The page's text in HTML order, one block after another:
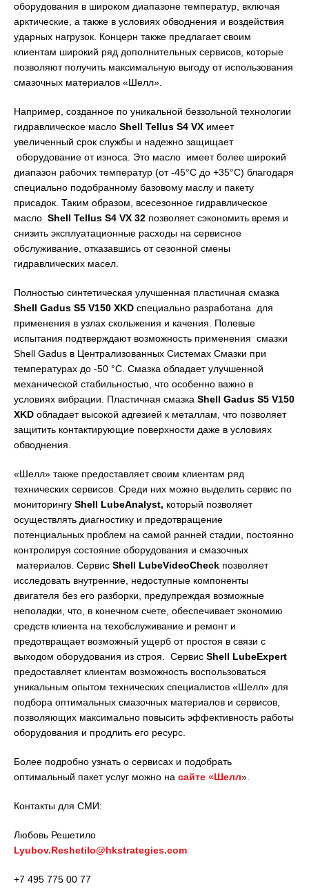
оборудования в широком диапазоне температур, включая
арктические, а также в условиях обводнения и воздействия
ударных нагрузок. Концерн также предлагает своим
клиентам широкий ряд дополнительных сервисов, которые
позволяют получить максимальную выгоду от использования
смазочных материалов «Шелл».
Например, созданное по уникальной беззольной технологии
гидравлическое масло Shell Tellus S4 VX имеет
увеличенный срок службы и надежно защищает
оборудование от износа. Это масло имеет более широкий
диапазон рабочих температур (от -45°C до +35°C) благодаря
специально подобранному базовому маслу и пакету
присадок. Таким образом, всесезонное гидравлическое
масло Shell Tellus S4 VX 32 позволяет сэкономить время и
снизить эксплуатационные расходы на сервисное
обслуживание, отказавшись от сезонной смены
гидравлических масел.
Полностью синтетическая улучшенная пластичная смазка
Shell Gadus S5 V150 XKD специально разработана для
применения в узлах скольжения и качения. Полевые
испытания подтверждают возможность применения смазки
Shell Gadus в Централизованных Системах Смазки при
температурах до -50 °С. Смазка обладает улучшенной
механической стабильностью, что особенно важно в
условиях вибрации. Пластичная смазка Shell Gadus S5 V150
XKD обладает высокой адгезией к металлам, что позволяет
защитить контактирующие поверхности даже в условиях
обводнения.
«Шелл» также предоставляет своим клиентам ряд
технических сервисов. Среди них можно выделить сервис по
мониторингу Shell LubeAnalyst, который позволяет
осуществлять диагностику и предотвращение
потенциальных проблем на самой ранней стадии, постоянно
контролируя состояние оборудования и смазочных
материалов. Сервис Shell LubeVideoCheck позволяет
исследовать внутренние, недоступные компоненты
двигателя без его разборки, предупреждая возможные
неполадки, что, в конечном счете, обеспечивает экономию
средств клиента на техобслуживание и ремонт и
предотвращает возможный ущерб от простоя в связи с
выходом оборудования из строя. Сервис Shell LubeExpert
предоставляет клиентам возможность воспользоваться
уникальным опытом технических специалистов «Шелл» для
подбора оптимальных смазочных материалов и сервисов,
позволяющих максимально повысить эффективность работы
оборудования и продлить его ресурс.
Более подробно узнать о сервисах и подобрать
оптимальный пакет услуг можно на сайте «Шелл».
Контакты для СМИ:
Любовь Решетило
Lyubov.Reshetilo@hkstrategies.com
+7 495 775 00 77